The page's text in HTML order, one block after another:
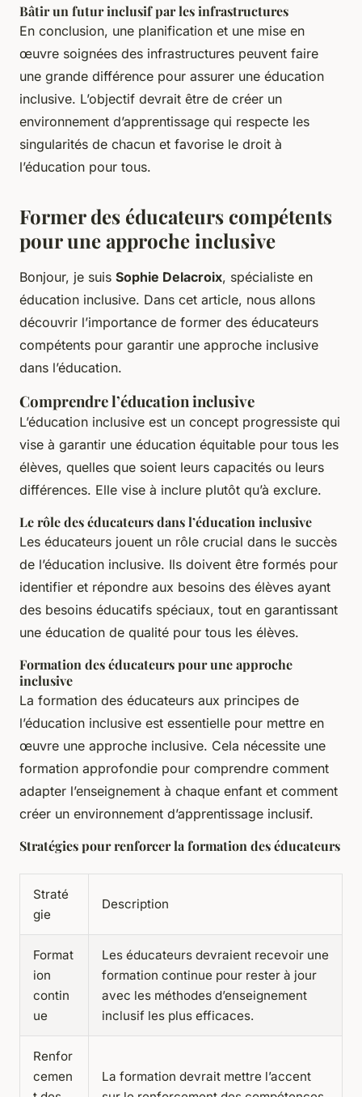
Bâtir un futur inclusif par les infrastructures
En conclusion, une planification et une mise en
œuvre soignées des infrastructures peuvent faire
une grande différence pour assurer une éducation
inclusive. L’objectif devrait être de créer un
environnement d’apprentissage qui respecte les
singularités de chacun et favorise le droit à
l’éducation pour tous.
Former des éducateurs compétents
pour une approche inclusive
Bonjour, je suis Sophie Delacroix, spécialiste en
éducation inclusive. Dans cet article, nous allons
découvrir l’importance de former des éducateurs
compétents pour garantir une approche inclusive
dans l’éducation.
Comprendre l’éducation inclusive
L’éducation inclusive est un concept progressiste qui
vise à garantir une éducation équitable pour tous les
élèves, quelles que soient leurs capacités ou leurs
différences. Elle vise à inclure plutôt qu’à exclure.
Le rôle des éducateurs dans l’éducation inclusive
Les éducateurs jouent un rôle crucial dans le succès
de l’éducation inclusive. Ils doivent être formés pour
identifier et répondre aux besoins des élèves ayant
des besoins éducatifs spéciaux, tout en garantissant
une éducation de qualité pour tous les élèves.
Formation des éducateurs pour une approche
inclusive
La formation des éducateurs aux principes de
l’éducation inclusive est essentielle pour mettre en
œuvre une approche inclusive. Cela nécessite une
formation approfondie pour comprendre comment
adapter l’enseignement à chaque enfant et comment
créer un environnement d’apprentissage inclusif.
Stratégies pour renforcer la formation des éducateurs
Straté
gie
Description
Format
ion
contin
ue
Les éducateurs devraient recevoir une
formation continue pour rester à jour
avec les méthodes d’enseignement
inclusif les plus efficaces.
Renfor
cemen
La formation devrait mettre l’accent